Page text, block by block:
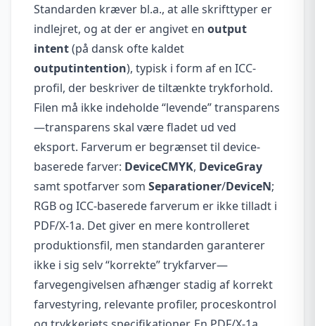
Standarden kræver bl.a., at alle skrifttyper er
indlejret, og at der er angivet en output
intent(på dansk ofte kaldet
outputintention), typisk i form af en ICC-
profil, der beskriver de tiltænkte trykforhold.
Filen må ikke indeholde “levende” transparens
—transparens skal være fladet ud ved
eksport. Farverum er begrænset til device-
baserede farver: DeviceCMYK, DeviceGray
samt spotfarver som Separationer/DeviceN;
RGB og ICC-baserede farverum er ikke tilladt i
PDF/X-1a. Det giver en mere kontrolleret
produktionsfil, men standarden garanterer
ikke i sig selv “korrekte” trykfarver—
farvegengivelsen afhænger stadig af korrekt
farvestyring, relevante profiler, proceskontrol